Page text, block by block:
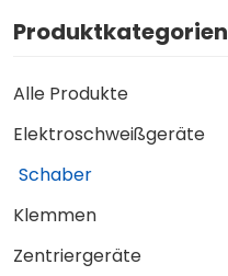
Produktkategorien
Alle Produkte
Elektroschweißgeräte
Schaber
Klemmen
Zentriergeräte